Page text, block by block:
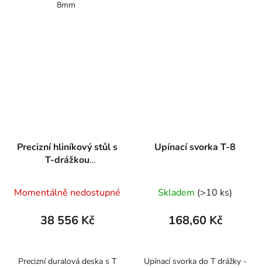
8mm
Precizní hliníkový stůl s
T-drážkou
Momentálně nedostupné
38 556 Kč
Precizní duralová deska s T
Upínací svorka T-8
Skladem (>10 ks)
168,60 Kč
Upínací svorka do T drážky -